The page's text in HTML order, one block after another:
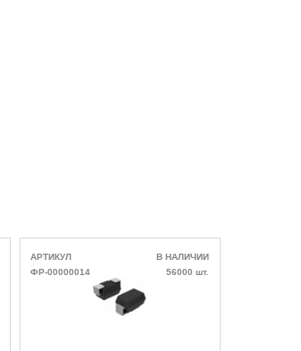
АРТИКУЛ
ФР-00000014
В НАЛИЧИИ
56000 шт.